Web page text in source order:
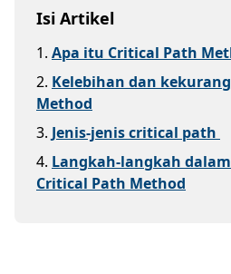
Isi Artikel
1. Apa itu Critical Path
2. Kelebihan dan
Method
3. Jenis-jenis critical path
4. Langkah-langkah
Critical Path Method